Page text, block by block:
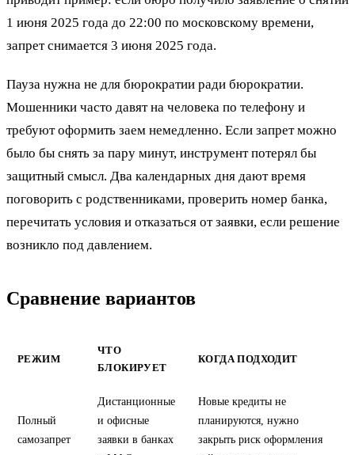
1 июня 2025 года до 22:00 по московскому времени,
запрет снимается 3 июня 2025 года.
Пауза нужна не для бюрократии ради бюрократии.
Мошенники часто давят на человека по телефону и
требуют оформить заем немедленно. Если запрет можно
было бы снять за пару минут, инструмент потерял бы
защитный смысл. Два календарных дня дают время
поговорить с родственниками, проверить номер банка,
перечитать условия и отказаться от заявки, если решение
возникло под давлением.
Сравнение вариантов
РЕЖИМ
ЧТО
БЛОКИРУЕТ
КОГДА ПОДХОДИТ
Полный
самозапрет
Дистанционные
и офисные
заявки в банках
Новые кредиты не
планируются, нужно
закрыть риск оформления